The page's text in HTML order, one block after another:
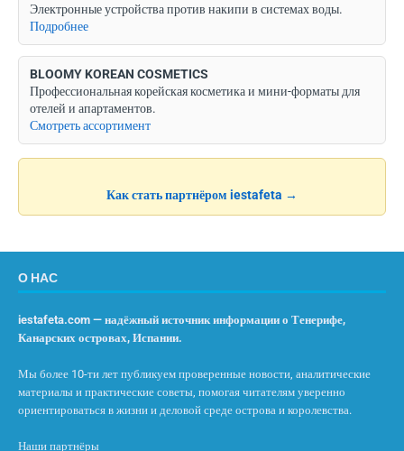
Электронные устройства против накипи в системах воды.
Подробнее
BLOOMY KOREAN COSMETICS
Профессиональная корейская косметика и мини-форматы для
отелей и апартаментов.
Смотреть ассортимент
Как стать партнёром iestafeta →
О НАС
iestafeta.com — надёжный источник информации о Тенерифе,
Канарских островах, Испании.
Мы более 10-ти лет публикуем проверенные новости, аналитические
материалы и практические советы, помогая читателям уверенно
ориентироваться в жизни и деловой среде острова и королевства.
Наши партнёры